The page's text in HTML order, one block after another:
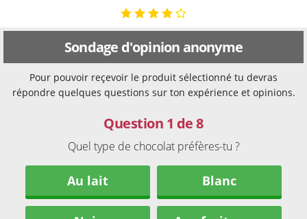
Sondage d'opinion anonyme
Pour pouvoir reçevoir le produit sélectionné tu devras
répondre quelques questions sur ton expérience et opinions.
Question 1 de 8
Quel type de chocolat préfères-tu ?
Au lait Blanc